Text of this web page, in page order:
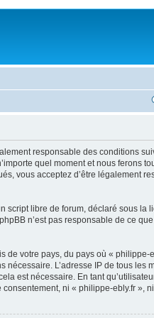
responsable des conditions
quel moment et nous ferons
vous acceptez d’être légalement
script libre de forum, déclaré sous la
n’est pas responsable de ce
de votre pays, du pays où « philippe-
L’adresse IP de tous les
est nécessaire. En tant
ni « philippe-ebly.fr »,